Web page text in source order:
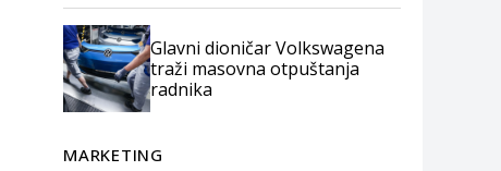
Glavni dioničar Volkswagena
traži masovna otpuštanja
radnika
MARKETING